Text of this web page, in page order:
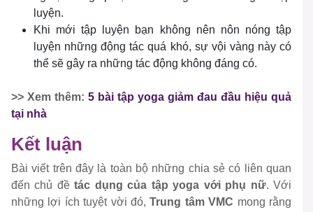
luyện.
Khi mới tập luyện bạn không nên nôn nóng tập
luyện những động tác quá khó, sự vội vàng này có
thể sẽ gây ra những tác động không đáng có.
>> Xem thêm: 5 bài tập yoga giảm đau đầu hiệu quả
tại nhà
Kết luận
Bài viết trên đây là toàn bộ những chia sẻ có liên quan
đến chủ đềtác dụng của tập yoga với phụ nữ. Với
những lợi ích tuyệt vời đó,Trung tâm VMC mong rằng